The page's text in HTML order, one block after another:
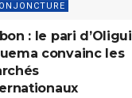
: le pari d’Oligui
convainc les